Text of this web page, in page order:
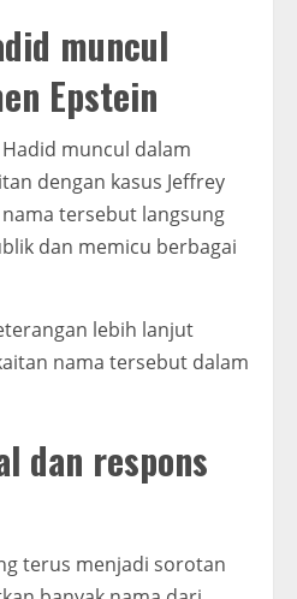
muncul
Epstein
muncul dalam
dengan kasus Jeffrey
tersebut langsung
dan memicu berbagai
lebih lanjut
nama tersebut dalam
dan respons
terus menjadi sorotan